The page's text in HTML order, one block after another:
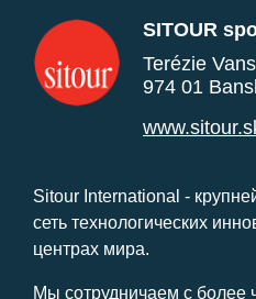
SITOUR
Terézie
974 01
Sitour International -
сеть технологических
центрах мира.
Мы сотрудничаем с более